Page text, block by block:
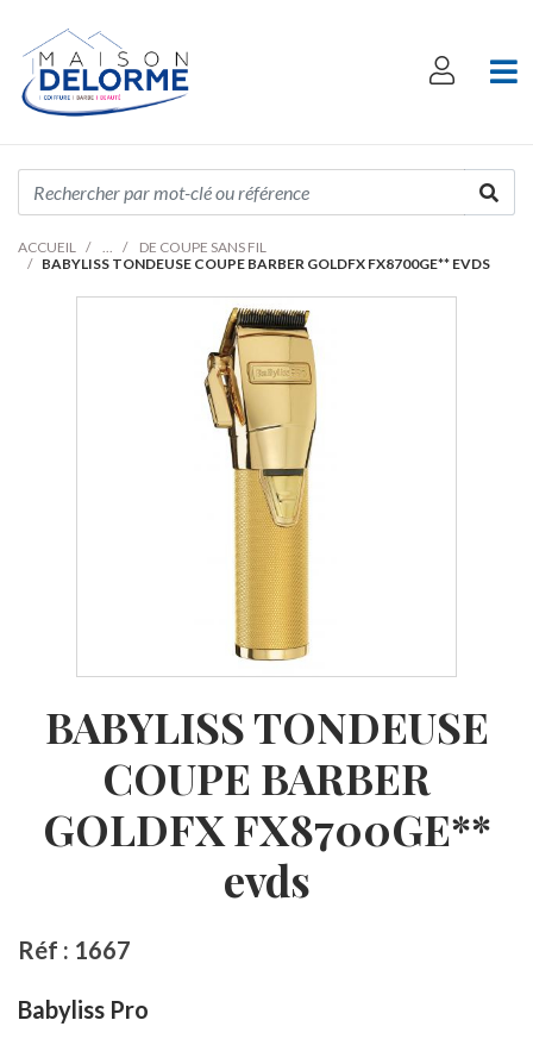
ACCUEIL
DE COUPE SANS FIL
BABYLISS TONDEUSE COUPE BARBER GOLDFX FX8700GE** EVDS
BABYLISS TONDEUSE
COUPE BARBER
GOLDFX FX8700GE**
evds
Réf : 1667
Babyliss Pro